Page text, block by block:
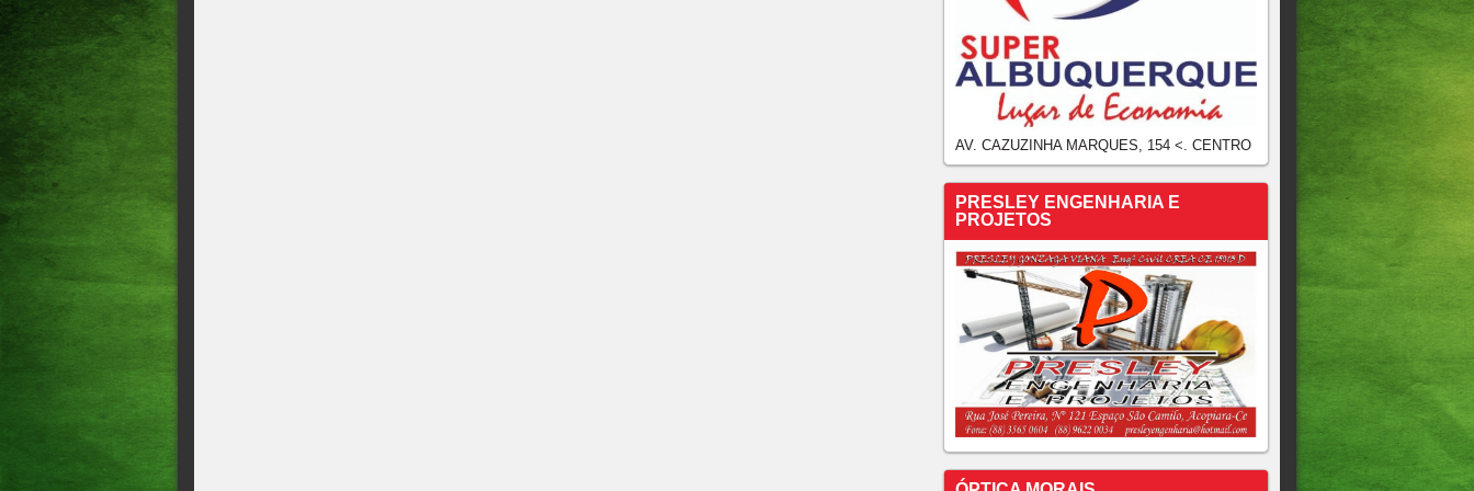
AV. CAZUZINHA MARQUES, 154 <. CENTRO
PRESLEY ENGENHARIA E
PROJETOS